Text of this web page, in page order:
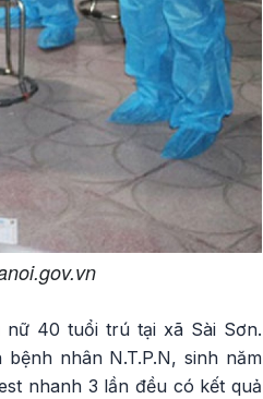
nữ 40 tuổi trú tại xã Sài Sơn.
nhân N.T.P.N, sinh năm
nhanh 3 lần đều có kết quả